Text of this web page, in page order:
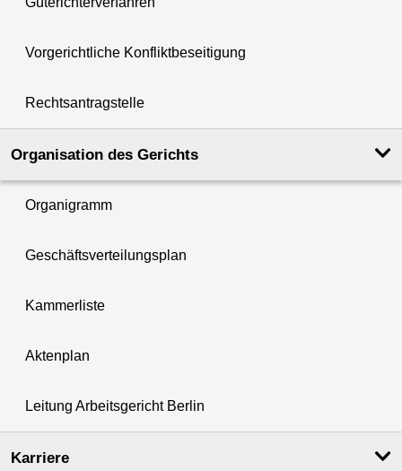
Vorgerichtliche Konfliktbeseitigung
Rechtsantragstelle
Organisation des Gerichts
Organigramm
Geschäftsverteilungsplan
Kammerliste
Aktenplan
Leitung Arbeitsgericht Berlin
Karriere